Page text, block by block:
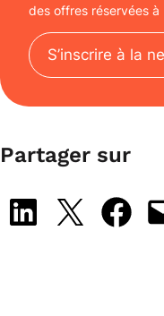
des offres réservées
S’inscrire à la
Partager sur
Share on LinkedIn
Share on X Share on